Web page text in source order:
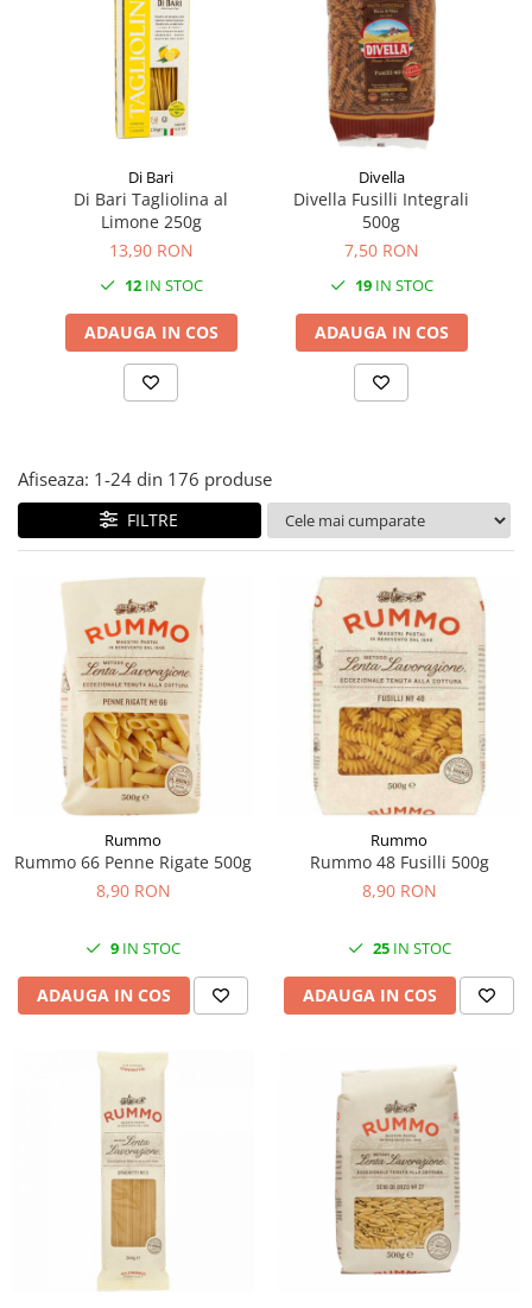
Condimente & Sare
Zahăr & Îndulcitori
Lapte & Condensat
Creme & Esente
Paste Italiene
Orez & Polenta
Di Bari
Di Bari Tagliolina al
Limone 250g
13,90 RON
12IN STOC
ADAUGA IN COS
Divella
Divella Fusilli Integrali
500g
7,50 RON
19IN STOC
ADAUGA IN COS
Afiseaza: 1-24 din 176 produse
FILTRE
Rummo
Rummo 66 Penne Rigate 500g
8,90 RON
9 IN STOC
ADAUGA IN COS
Rummo
Rummo 48 Fusilli 500g
8,90 RON
25IN STOC
ADAUGA IN COS